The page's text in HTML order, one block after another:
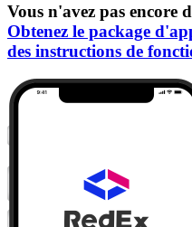
Vous n'avez pas encore
Obtenez le package
des instructions de